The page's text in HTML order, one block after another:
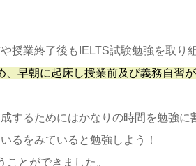
授業終了後もIELTS試験勉強を取り
早朝に起床し授業前及び義務自習
するためにはかなりの時間を勉強
るをみていると勉強しよう！
とができました。